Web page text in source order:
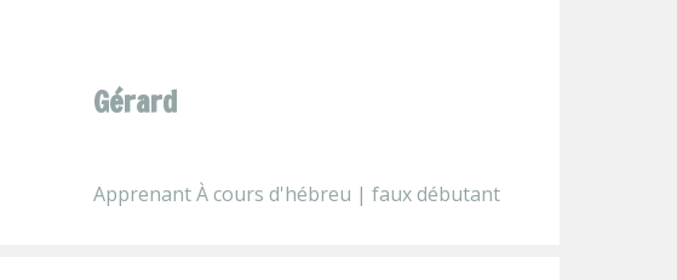
Gérard
Apprenant À cours d'hébreu | faux débutant